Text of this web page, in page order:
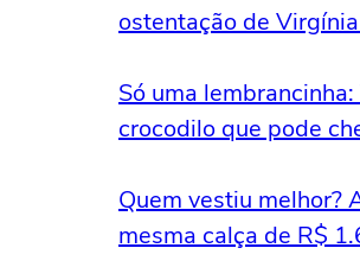
ostentação de
Só uma
crocodilo que pode
Quem vestiu melhor?
mesma calça de R$